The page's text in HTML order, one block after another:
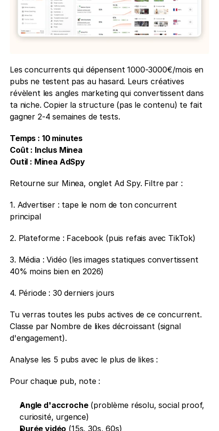
Les concurrents qui dépensent 1000-3000€/mois en
pubs ne testent pas au hasard. Leurs créatives
révèlent les angles marketing qui convertissent dans
ta niche. Copier la structure (pas le contenu) te fait
gagner 2-4 semaines de tests.
Temps : 10 minutes
Coût : Inclus Minea
Outil : Minea AdSpy
Retourne sur Minea, onglet Ad Spy. Filtre par :
1. Advertiser : tape le nom de ton concurrent
principal
2. Plateforme : Facebook (puis refais avec TikTok)
3. Média : Vidéo (les images statiques convertissent
40% moins bien en 2026)
4. Période : 30 derniers jours
Tu verras toutes les pubs actives de ce concurrent.
Classe par Nombre de likes décroissant (signal
d'engagement).
Analyse les 5 pubs avec le plus de likes :
Pour chaque pub, note :
Angle d'accroche (problème résolu, social proof,
curiosité, urgence)
Durée vidéo (15s, 30s, 60s)